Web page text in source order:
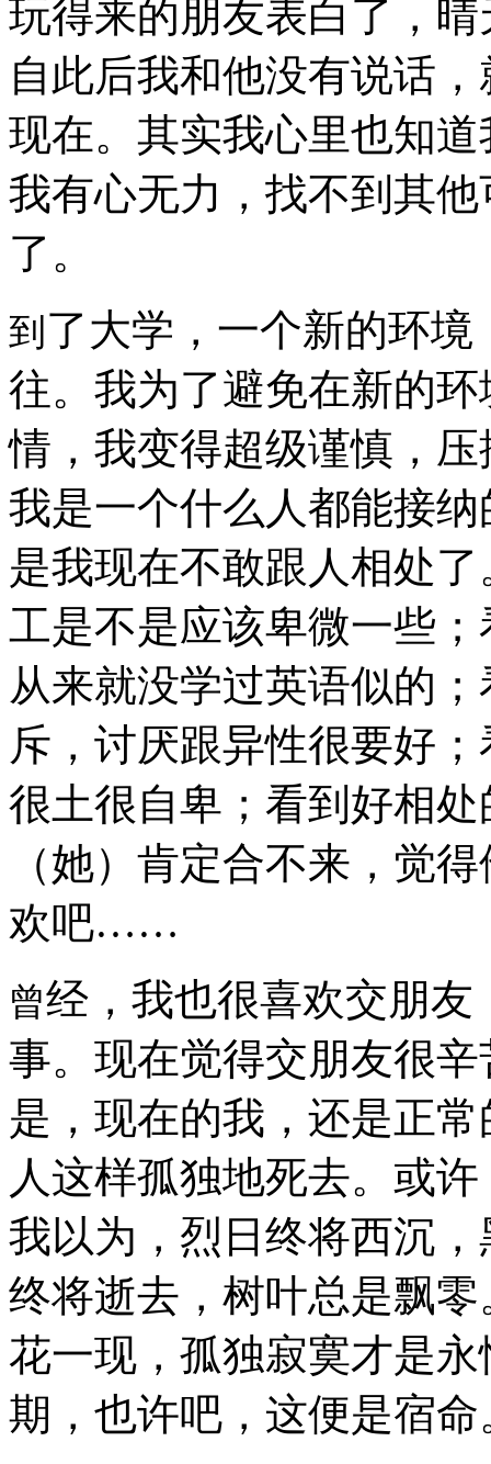
玩得来的朋友表白了，
自此后我和他没有说话
现在。其实我心里也知
我有心无力，找不到其
了。
到 了大学，一个新的环
往。我为了避免在新的
情，我变得超级谨慎，
我是一个什么人都能接
是我现在不敢跟人相处
工是不是应该卑微一些
从来就没学过英语似的
斥，讨厌跟异性很要好
很土很自卑；看到好相
（她）肯定合不来，觉
欢吧……
曾经，我也很喜欢交朋
事。现在觉得交朋友很
是，现在的我，还是正
人这样孤独地死去。或
我以为，烈日终将西沉
终将逝去，树叶总是飘
花一现，孤独寂寞才是
期，也许吧，这便是宿命